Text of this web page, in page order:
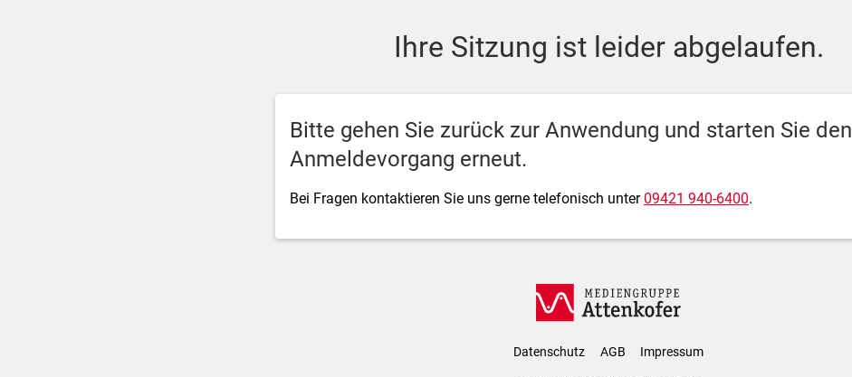
SSO Single-Sign-On der Mediengruppe Attenkofer
Ihre Sitzung ist leider abgelaufen.
Bitte gehen Sie zurück zur Anwendung und starten Sie den
Anmeldevorgang erneut.
Bei Fragen kontaktieren Sie uns gerne telefonisch unter09421 940-6400.
Datenschutz AGB Impressum